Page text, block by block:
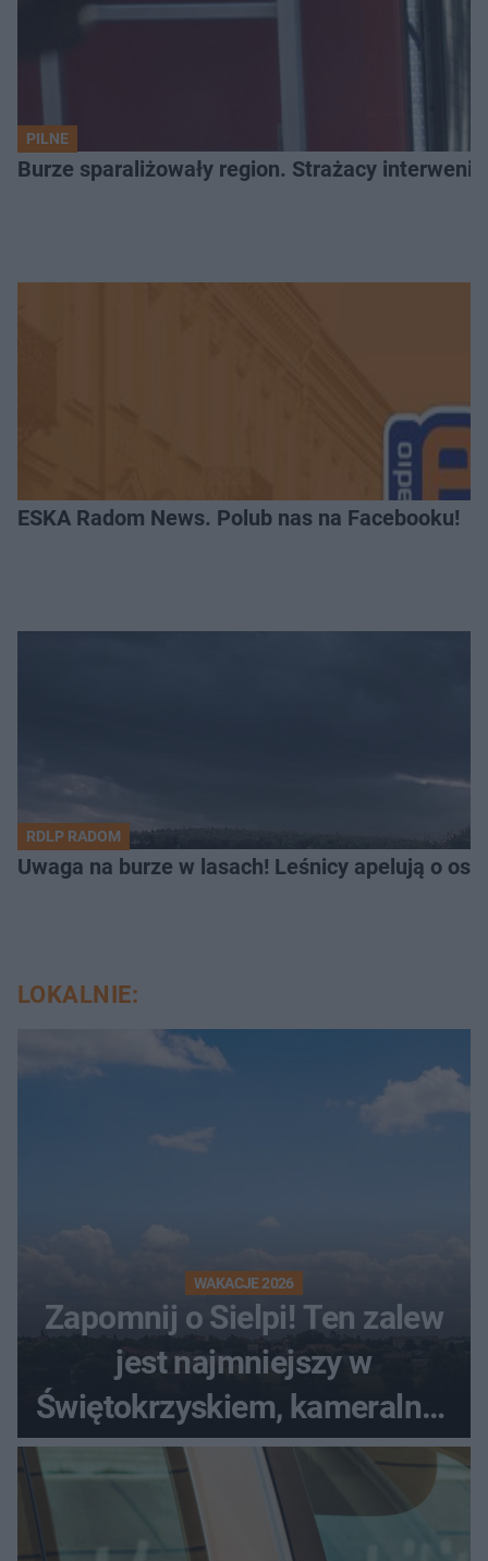
PILNE
Burze sparaliżowały region. Strażacy
ESKA Radom News. Polub nas na Facebooku!
RDLP RADOM
Uwaga na burze w lasach! Leśnicy apelują o
LOKALNIE:
WAKACJE 2026
Zapomnij o Sielpi! Ten zalew
jest najmniejszy w
Świętokrzyskiem, kameralny i
bez tłumów